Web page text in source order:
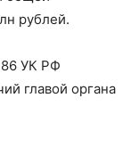
рублей.
УК РФ
главой органа